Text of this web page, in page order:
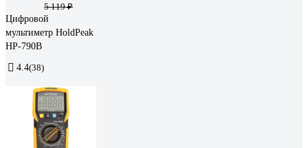
5 119 ₽
Цифровой
мультиметр HoldPeak
HP-790B
4.4(38)